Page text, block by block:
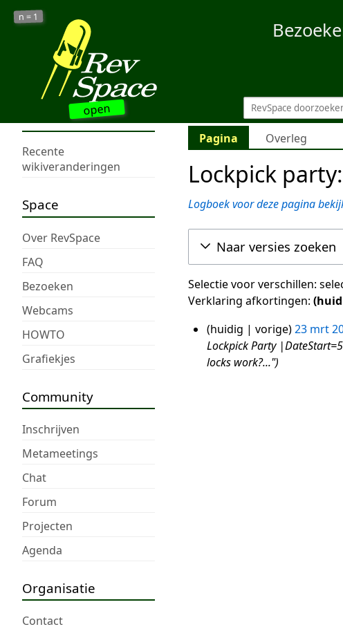
open
n = 1
Recente
wikiveranderingen
Space
Over RevSpace
FAQ
Bezoeken
Webcams
HOWTO
Grafiekjes
Community
Inschrijven
Metameetings
Chat
Forum
Projecten
Agenda
Organisatie
Contact
Pagina Overleg
Lockpick
Logboek voor deze pagina
Naar versies zoeken
Selectie voor verschillen:
Verklaring afkortingen:
23
mrt
2018
huidig vorige 23 mrt
Lockpick Party
locks work?..."